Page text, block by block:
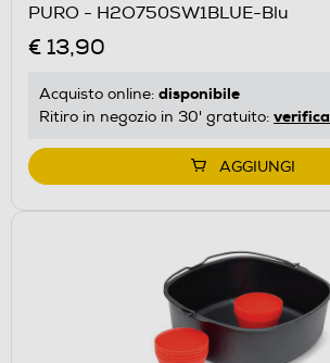
PURO - H2O750SW1BLUE-Blu
€ 13,90
Acquisto online: disponibile
Ritiro in negozio in 30' gratuito: verifica
AGGIUNGI